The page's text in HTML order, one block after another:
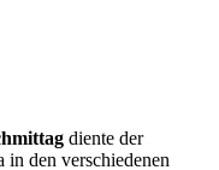
diente der
in den verschiedenen